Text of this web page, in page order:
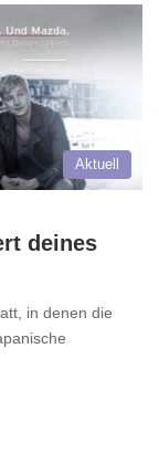
Aktuell
deines
in denen die